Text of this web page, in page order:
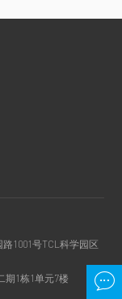
1001号TCL科学园区
期1栋1单元7楼
